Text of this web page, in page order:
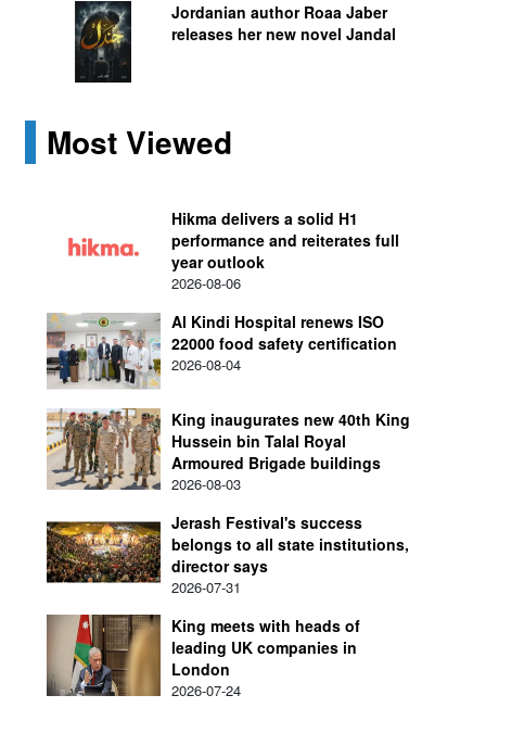
Jordanian author Roaa Jaber
releases her new novel Jandal
Most Viewed
Hikma delivers a solid H1
performance and reiterates full
year outlook
2026-08-06
Al Kindi Hospital renews ISO
22000 food safety certification
2026-08-04
King inaugurates new 40th King
Hussein bin Talal Royal
Armoured Brigade buildings
2026-08-03
Jerash Festival's success
belongs to all state institutions,
director says
2026-07-31
King meets with heads of
leading UK companies in
London
2026-07-24